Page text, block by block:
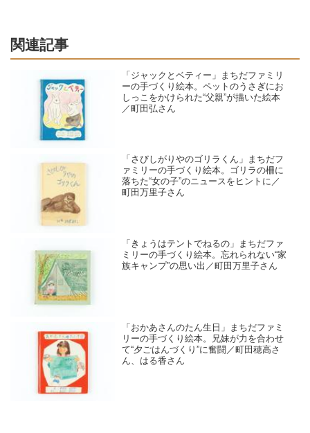
関連記事
「ジャックとベティー」まちだファミリ
ーの手づくり絵本。ペットのうさぎにお
しっこをかけられた“父親”が描いた絵本
／町田弘さん
「さびしがりやのゴリラくん」まちだフ
ァミリーの手づくり絵本。ゴリラの柵に
落ちた“女の子”のニュースをヒントに／
町田万里子さん
「きょうはテントでねるの」まちだファ
ミリーの手づくり絵本。忘れられない“家
族キャンプ”の思い出／町田万里子さん
「おかあさんのたん生日」まちだファミ
リーの手づくり絵本。兄妹が力を合わせ
て“夕ごはんづくり”に奮闘／町田穂高さ
ん、はる香さん